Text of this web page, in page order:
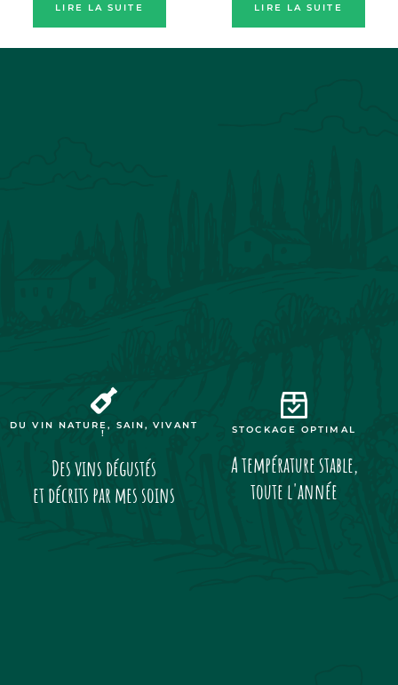
LIRE LA SUITE LIRE LA SUITE
DU VIN NATURE, SAIN, VIVANT
!
Des vins dégustés
et décrits par mes soins
STOCKAGE OPTIMAL
A température stable,
toute l'année